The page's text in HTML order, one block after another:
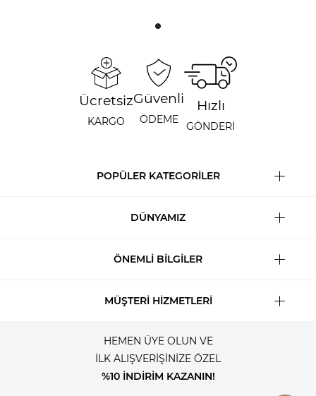
Ücretsiz
KARGO
Güvenli
ÖDEME
Hızlı
GÖNDERİ
POPÜLER KATEGORİLER
DÜNYAMIZ
ÖNEMLİ BİLGİLER
MÜŞTERİ HİZMETLERİ
HEMEN ÜYE OLUN VE
İLK ALIŞVERİŞİNİZE ÖZEL
%10 İNDİRİM KAZANIN!